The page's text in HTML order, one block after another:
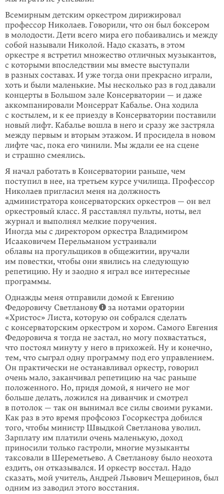
Всемирным детским оркестром дирижировал
профессор Николаев. Говорили, что он был боксером
в молодости. Дети всего мира его побаивались и между
собой называли Николой. Надо сказать, в этом
оркестре я встретил множество отличных музыкантов,
с которыми впоследствии мы вместе выступали
в разных составах. И уже тогда они прекрасно играли,
хоть и были маленькие. Мы несколько раз в год давали
концерты в Большом зале Консерватории — и даже
аккомпанировали Монсеррат Кабалье. Она ходила
с костылем, и к ее приезду в Консерватории поставили
новый лифт. Кабалье вошла в него и сразу же застряла
между первым и вторым этажом. И просидела в новом
лифте час, пока его чинили. Мы ждали ее на сцене
и страшно смеялись.
Я начал работать в Консерватории раньше, чем
поступил в нее, на третьем курсе училища. Профессор
Николаев пригласил меня на должность
администратора консерваторских оркестров — он вел
оркестровый класс. Я расставлял пульты, ноты, вел
журнал и выполнял мелкие поручения.
Иногда мы с директором оркестра Владимиром
Исааковичем Перельманом устраивали
облавы на прогульщиков в общежитии, вручали
им повестки, чтобы они явились на следующую
репетицию. Ну и заодно я играл все интересные
программы.
Однажды меня отправили домой к Евгению
Федоровичу Светланову
за нотами оратории
«Христос» Листа, которую он собрался сделать
с консерваторским оркестром и хором. Самого Евгения
Федоровича я тогда не застал, но могу похвастаться,
что постоял минуту у него в прихожей. Ну и конечно,
тем, что сыграл одну программу под его управлением.
Он практически не останавливал оркестр, говорил
очень мало, заканчивал репетицию на час раньше
положенного. Но, придя домой, я ничего не мог
больше делать, ложился на диванчик и смотрел
в потолок — так он вынимал все силы своими руками.
Как раз в это время профсоюз Госоркестра добился
того, чтобы министр Швыдкой Светланова уволил.
Зарплату им платили очень маленькую, доход
приносили только гастроли, многие музыканты
таксовали в Шереметьево. А Светланову было неохота
ездить, он отказывался. И оркестр восстал. Надо
сказать, мой учитель, Андрей Львович Мещеринов, был
одним из заводил этого восстания.